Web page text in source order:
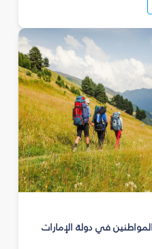
في دولة الإمارات